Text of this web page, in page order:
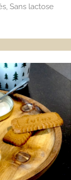
, Sans lactose